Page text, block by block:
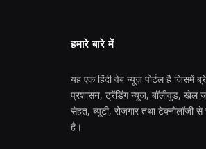
हमारे बारे में
यह एक हिंदी वेब न्यूज़ पोर्टल है जिसमें
प्रशासन, ट्रेंडिंग न्यूज, बॉलीवुड, खेल
सेहत, ब्यूटी, रोजगार तथा टेक्नोलॉजी
है।